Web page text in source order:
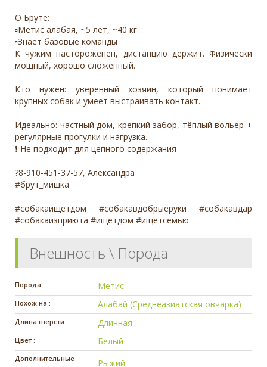
О Бруте:
▫️Метис алабая, ~5 лет, ~40 кг
▫️Знает базовые команды
К чужим настороженен, дистанцию держит. Физически
мощный, хорошо сложенный.
Кто нужен: уверенный хозяин, который понимает
крупных собак и умеет выстраивать контакт.
Идеально: частный дом, крепкий забор, тёплый вольер +
регулярные прогулки и нагрузка.
❗️ Не подходит для цепного содержания
?8-910-451-37-57, Александра
#брут_мишка
#собакаищетдом #собакавдобрыеруки #собакавдар
#собакаизприюта #ищетдом #ищетсемью
Внешность \ Порода
Порода : Метис
Похож на : Алабай (Среднеазиатская овчарка)
Длина шерсти : Длинная
Цвет : Белый
Дополнительные
Рыжий